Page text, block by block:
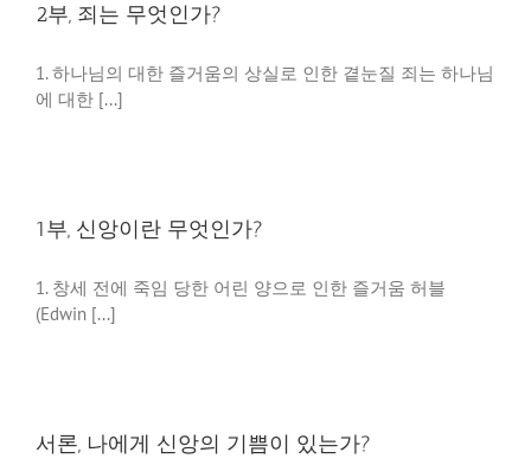
2부, 죄는 무엇인가?
1. 하나님의 대한 즐거움의 상실로 인한 곁눈질 죄는 하나님
에 대한 [...]
1부, 신앙이란 무엇인가?
1. 창세 전에 죽임 당한 어린 양으로 인한 즐거움 허블
(Edwin [...]
서론, 나에게 신앙의 기쁨이 있는가?